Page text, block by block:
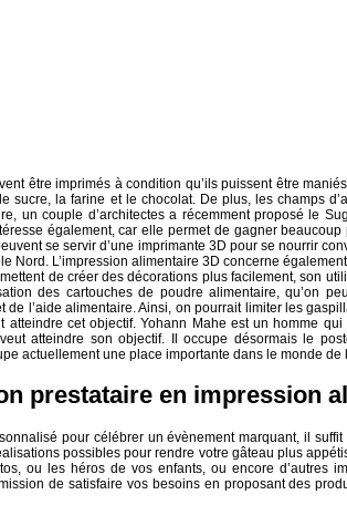
être imprimés à condition qu’ils puissent être
sucre, la farine et le chocolat. De plus, les champs
un couple d’architectes a récemment proposé le
également, car elle permet de gagner
se servir d’une imprimante 3D pour se nourrir
Nord. L’impression alimentaire 3D concerne
de créer des décorations plus facilement, son
des cartouches de poudre alimentaire, qu’on
l’aide alimentaire. Ainsi, on pourrait limiter les
cet objectif. Yohann Mahe est un homme
atteindre son objectif. Il occupe désormais le
actuellement une place importante dans le monde de
prestataire en impression
pour célébrer un évènement marquant, il
possibles pour rendre votre gâteau plus
ou les héros de vos enfants, ou encore d’autres
de satisfaire vos besoins en proposant des